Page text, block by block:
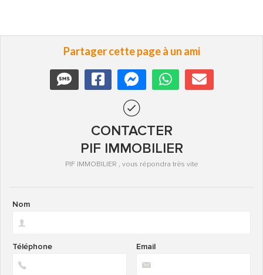
Partager cette page à un ami
CONTACTER
PIF IMMOBILIER
PIF IMMOBILIER , vous répondra très vite
Nom
Email
Téléphone